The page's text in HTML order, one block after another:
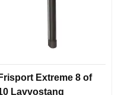
Frisport Extreme 8 of
Lavvostang